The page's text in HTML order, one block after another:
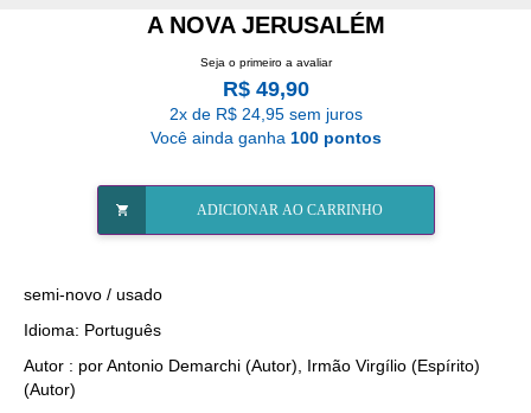
A NOVA JERUSALÉM
Seja o primeiro a avaliar
R$ 49,90
2x de R$ 24,95 sem juros
Você ainda ganha 100 pontos
ADICIONAR AO CARRINHO
semi-novo / usado
Idioma: Português
Autor : por Antonio Demarchi (Autor), Irmão Virgílio (Espírito)
(Autor)